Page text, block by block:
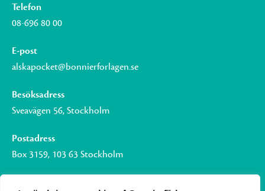
Telefon
08-696 80 00
E-post
alskapocket@bonnierforlagen.se
Besöksadress
Sveavägen 56, Stockholm
Postadress
Box 3159, 103 63 Stockholm